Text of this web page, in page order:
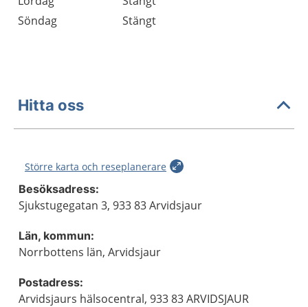
Söndag
Stängt
Hitta oss
Större karta och reseplanerare
Besöksadress:
Sjukstugegatan 3, 933 83 Arvidsjaur
Län, kommun:
Norrbottens län, Arvidsjaur
Postadress:
Arvidsjaurs hälsocentral, 933 83 ARVIDSJAUR